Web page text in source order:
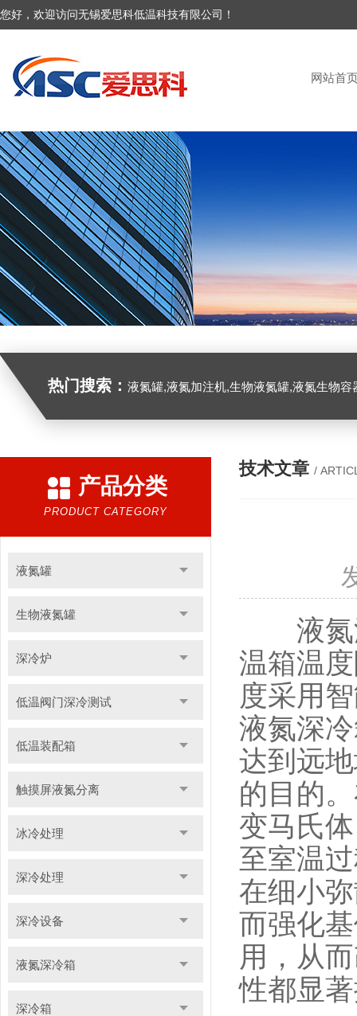
您好，欢迎访问无锡爱思科低温科技有限公司！
网站首
热门搜索： 液氮罐,液氮加注机,生物液氮罐,液氮生物容器,
产品分类
PRODUCT CATEGORY
液氮罐
生物液氮罐
深冷炉
低温阀门深冷测试
低温装配箱
触摸屏液氮分离
冰冷处理
深冷处理
深冷设备
液氮深冷箱
深冷箱
技术文章 /
液氮深
温箱温
度采用
液氮深
达到远
的目的
变马氏
至室温
在细小
而强化
用，从
性都显